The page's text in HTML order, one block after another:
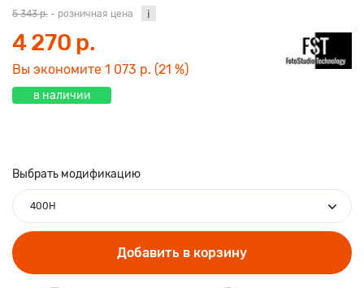
5 343 р. - розничная цена
4 270 р.
Вы экономите 1 073 р. (21 %)
в наличии
Выбрать модификацию
400H
Добавить в корзину